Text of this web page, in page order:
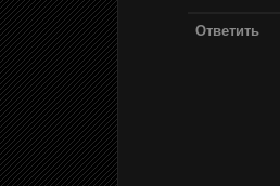
Ответить